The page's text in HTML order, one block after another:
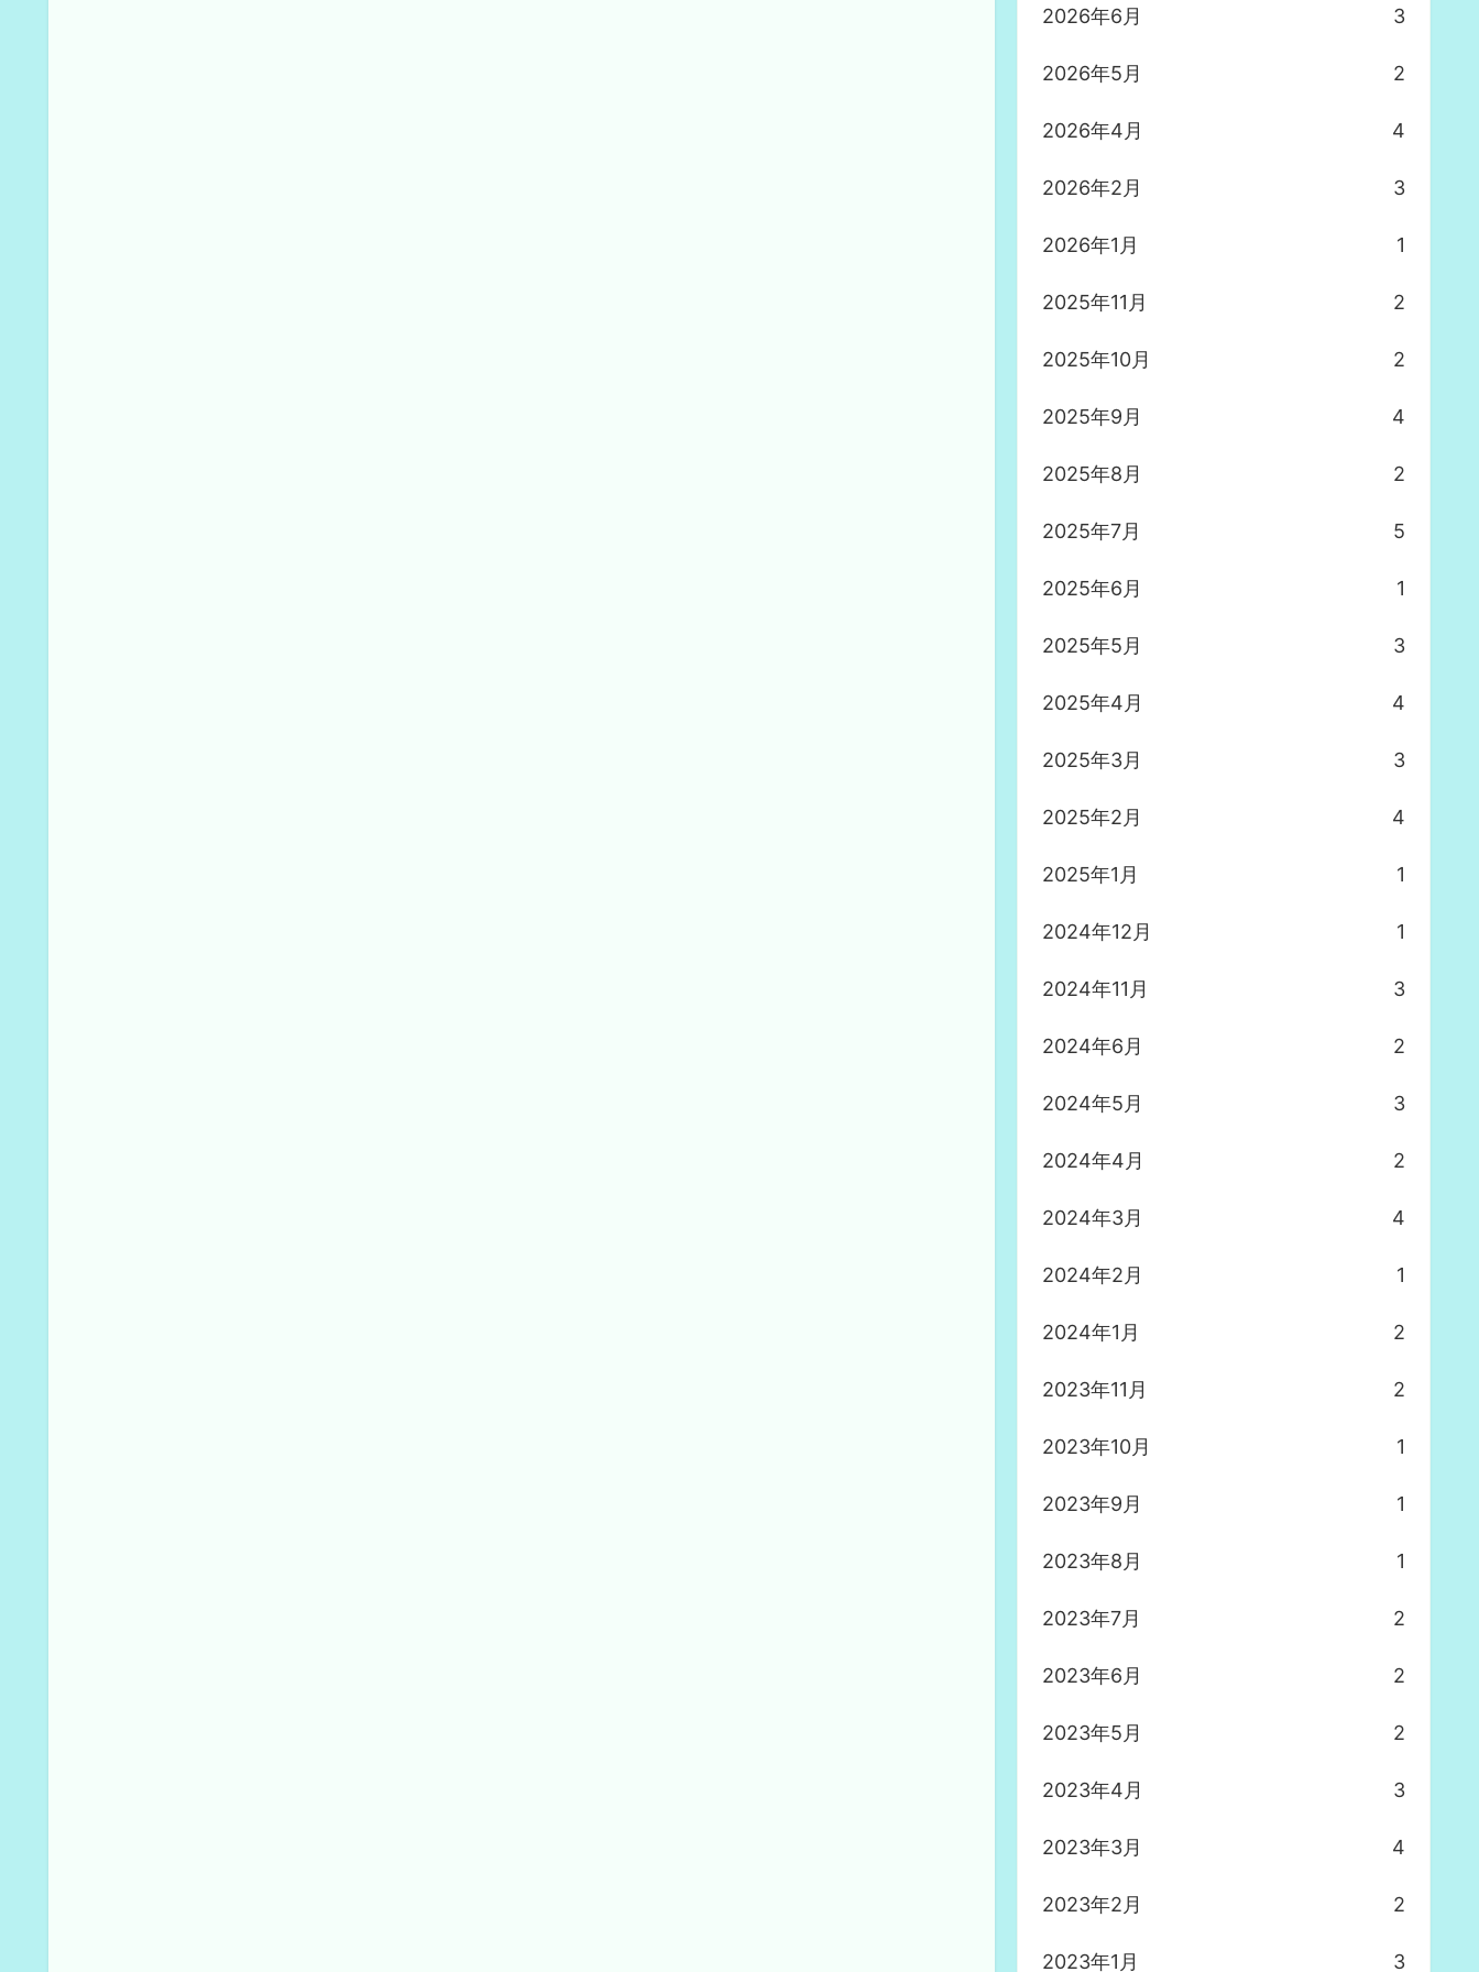
2026年6月 3
2026年5月 2
2026年4月 4
2026年2月 3
2026年1月 1
2025年11月 2
2025年10月 2
2025年9月 4
2025年8月 2
2025年7月 5
2025年6月 1
2025年5月 3
2025年4月 4
2025年3月 3
2025年2月 4
2025年1月 1
2024年12月 1
2024年11月 3
2024年6月 2
2024年5月 3
2024年4月 2
2024年3月 4
2024年2月 1
2024年1月 2
2023年11月 2
2023年10月 1
2023年9月 1
2023年8月 1
2023年7月 2
2023年6月 2
2023年5月 2
2023年4月 3
2023年3月 4
2023年2月 2
2023年1月 3